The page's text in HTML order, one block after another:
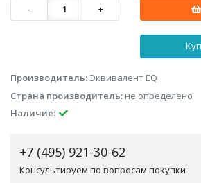
- 1 +
Производитель: Эквивалент EQ
Страна производитель: не определено
Наличие:
+7 (495) 921-30-62
Консультируем по вопросам покупки